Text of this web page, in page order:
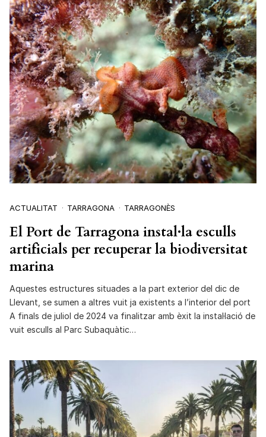
ACTUALITAT TARRAGONA TARRAGONÈS
El Port de Tarragona instal·la esculls
artificials per recuperar la biodiversitat
marina
Aquestes estructures situades a la part exterior del dic de
Llevant, se sumen a altres vuit ja existents a l’interior del port
A finals de juliol de 2024 va finalitzar amb èxit la instal·lació de
vuit esculls al Parc Subaquàtic…